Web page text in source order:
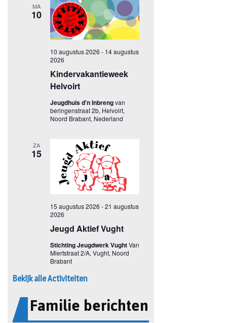
Bekijk alle Activiteiten
Familie berichten